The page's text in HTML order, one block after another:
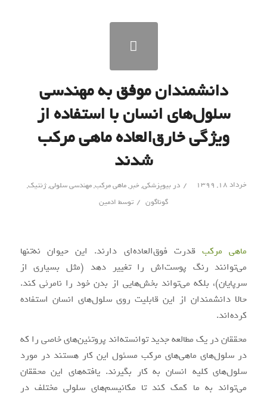
دانشمندان موفق به مهندسی
سلول‌های انسان با استفاده از
ویژگی خارق‌العاده ماهی مرکب
شدند
خرداد ۱۸, ۱۳۹۹ / دربیوپزشکی,خبر,ماهی مرکب,مهندسی سلولی,ژنتیک,
گوناگون / توسط ادمین
ماهی مرکبقدرت فوق‌العاده‌ای دارند. این حیوان نه‌تنها
می‌توانند رنگ پوست‌اش را تغییر دهد (مثل بسیاری از
سرپایان)، بلکه می‌تواند بخش‌هایی از بدن خود را نامرئی کند.
حالا دانشمندان از این قابلیت روی سلول‌های انسان استفاده
کرده‌اند.
محققان در یک مطالعه جدید توانسته‌اند پروتئین‌های خاصی را که
در سلول‌های ماهی‌های مرکب مسئول این کار هستند در مورد
سلول‌های کلیه انسان به کار بگیرند. یافته‌های این محققان
می‌تواند به ما کمک کند تا مکانیسم‌های سلولی مختلف در